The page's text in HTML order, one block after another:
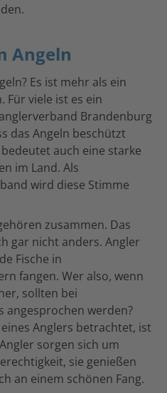
Angeln
Es ist mehr als ein
Für viele ist es ein
Brandenburg
das Angeln beschützt
auch eine starke
im Land. Als
wird diese Stimme
zusammen. Das
gar nicht anders. Angler
Fische in
fangen. Wer also, wenn
sollten bei
angesprochen werden?
Anglers betrachtet, ist
sorgen sich um
sie genießen
an einem schönen Fang.